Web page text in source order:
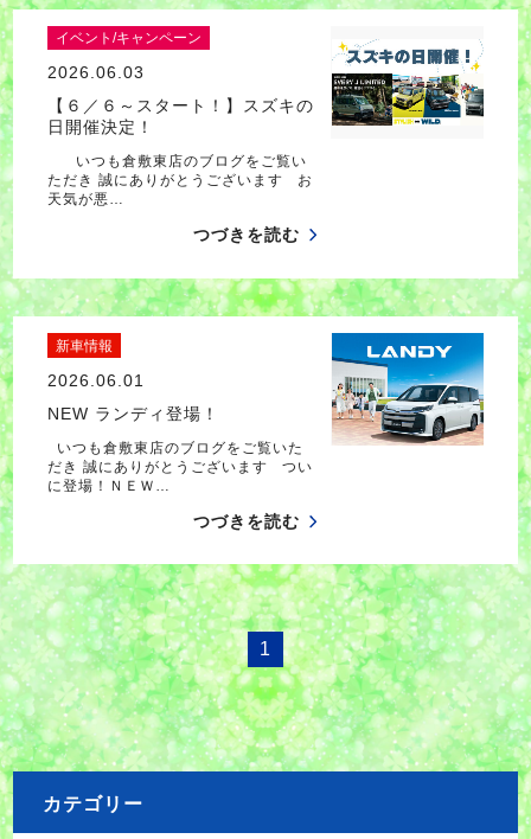
イベント/キャンペーン
2026.06.03
【６／６～スタート！】スズキの
日開催決定！
いつも倉敷東店のブログをご覧い
ただき 誠にありがとうございます お
天気が悪…
つづきを読む
新車情報
2026.06.01
NEW ランディ登場！
いつも倉敷東店のブログをご覧いた
だき 誠にありがとうございます つい
に登場！ＮＥＷ…
つづきを読む
1
カテゴリー